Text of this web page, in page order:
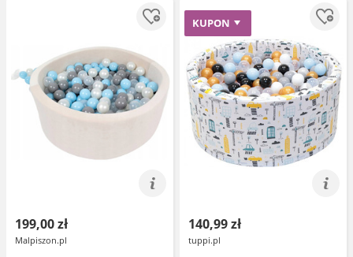
199,00 zł
Malpiszon.pl
KUPON
140,99 zł
tuppi.pl